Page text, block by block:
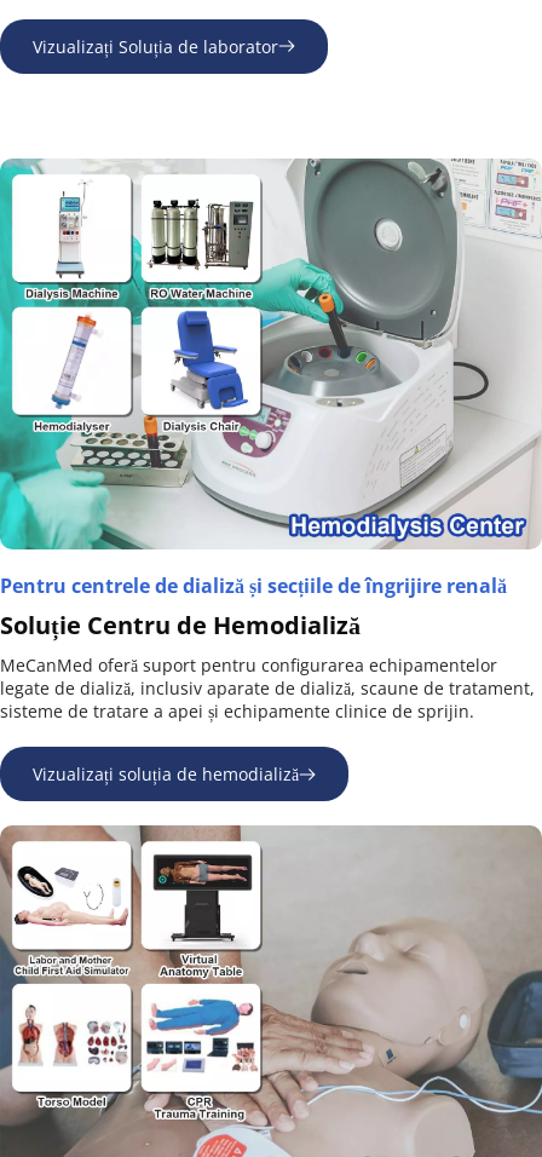
Vizualizați Soluția de laborator
Pentru centrele de dializă și secțiile de îngrijire renală
Soluție Centru de Hemodializă
MeCanMed oferă suport pentru configurarea echipamentelor
legate de dializă, inclusiv aparate de dializă, scaune de tratament,
sisteme de tratare a apei și echipamente clinice de sprijin.
Vizualizați soluția de hemodializă